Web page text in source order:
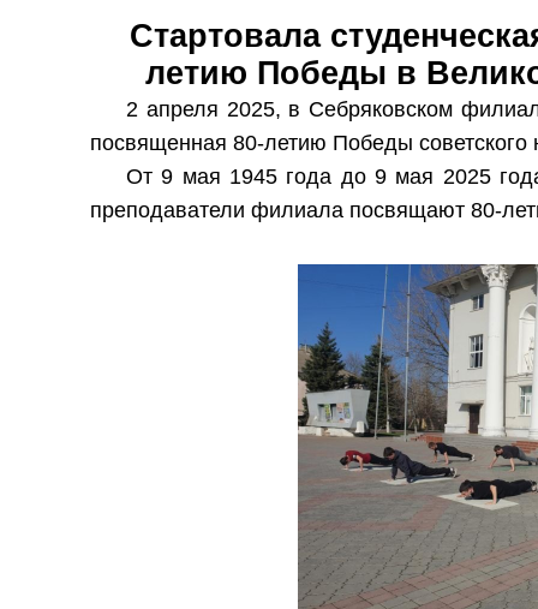
Стартовала
летию Победы в
2 апреля 2025, в Себряковском
посвященная 80-летию Победы
От 9 мая 1945 года до 9 мая 2025
преподаватели филиала посвящают 80-